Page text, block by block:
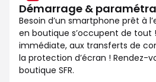
Démarrage &
Besoin d’un smartphone prêt à
en boutique s’occupent de tout
immédiate, aux transferts de
la protection d’écran ! Rendez-
boutique SFR.